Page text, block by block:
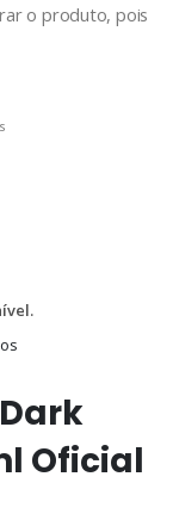
o produto, pois
Oficial